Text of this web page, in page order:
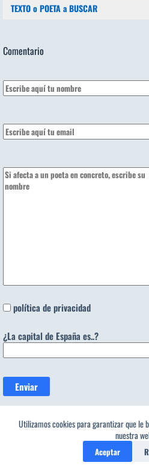
Utilizamos cookies para garantizar que le
nuestra
Aceptar
Comentario
política de privacidad
¿La capital de España es..?
Categorías